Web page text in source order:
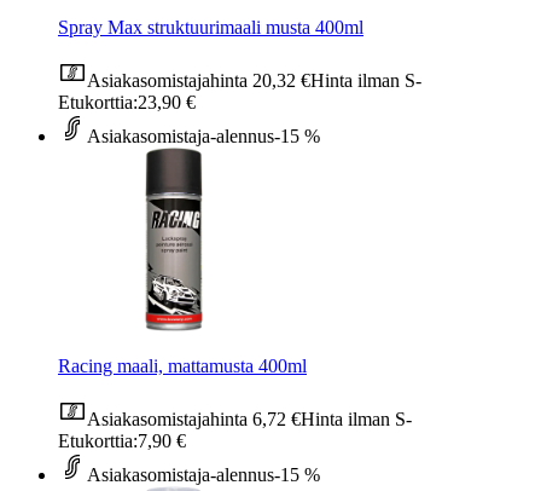
Spray Max struktuurimaali musta 400ml
Asiakasomistajahinta 20,32 €Hinta ilman S-
Etukorttia:23,90 €
Asiakasomistaja-alennus-15 %
Racing maali, mattamusta 400ml
Asiakasomistajahinta 6,72 €Hinta ilman S-
Etukorttia:7,90 €
Asiakasomistaja-alennus-15 %